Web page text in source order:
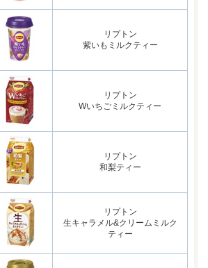
リプトン
紫いもミルクティー
リプトン
Wいちごミルクティー
リプトン
和梨ティー
リプトン
生キャラメル&クリームミルク
ティー